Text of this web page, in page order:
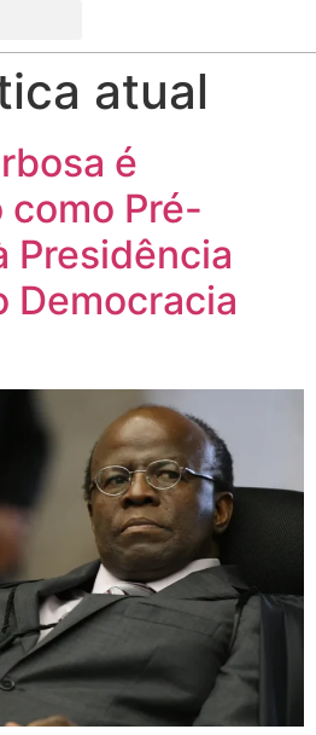
atual
é
Pré-
Presidência
Democracia